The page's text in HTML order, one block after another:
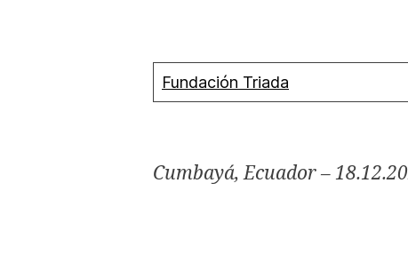
Fundación Triada
Cumbayá, Ecuador –